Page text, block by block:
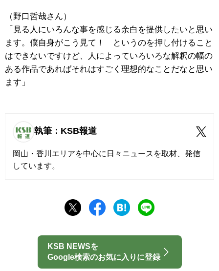
（野口哲哉さん）
「見る人にいろんな事を感じる余白を提供したいと思い
ます。僕自身がこう見て！ というのを押し付けること
はできないですけど、人によっていろいろな解釈の幅の
ある作品であればそれはすごく理想的なことだなと思い
ます」
執筆：KSB報道
岡山・香川エリアを中心に日々ニュースを取材、発信
しています。
KSB NEWSを
Google検索のお気に入りに登録